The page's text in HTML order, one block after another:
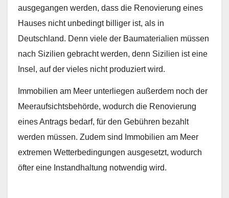
ausgegangen werden, dass die Renovierung eines
Hauses nicht unbedingt billiger ist, als in
Deutschland. Denn viele der Baumaterialien müssen
nach Sizilien gebracht werden, denn Sizilien ist eine
Insel, auf der vieles nicht produziert wird.
Immobilien am Meer unterliegen außerdem noch der
Meeraufsichtsbehörde, wodurch die Renovierung
eines Antrags bedarf, für den Gebühren bezahlt
werden müssen. Zudem sind Immobilien am Meer
extremen Wetterbedingungen ausgesetzt, wodurch
öfter eine Instandhaltung notwendig wird.